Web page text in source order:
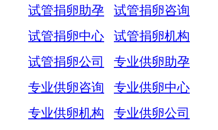
试管捐卵助孕
试管捐卵咨询
试管捐卵中心
试管捐卵机构
试管捐卵公司
专业供卵助孕
专业供卵咨询
专业供卵中心
专业供卵机构
专业供卵公司